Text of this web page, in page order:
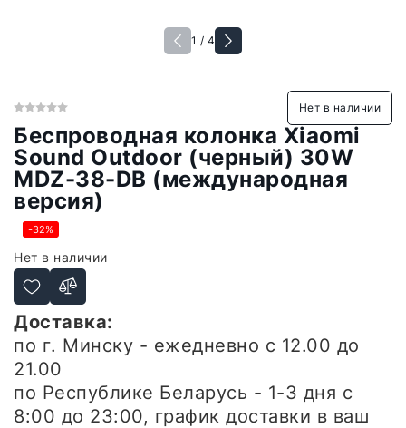
1 / 4
Нет в наличии
Беспроводная колонка Xiaomi
Sound Outdoor (черный) 30W
MDZ-38-DB (международная
версия)
-32%
Нет в наличии
Доставка:
по г. Минску - ежедневно с 12.00 до
21.00
по Республике Беларусь - 1-3 дня с
8:00 до 23:00, график доставки в ваш